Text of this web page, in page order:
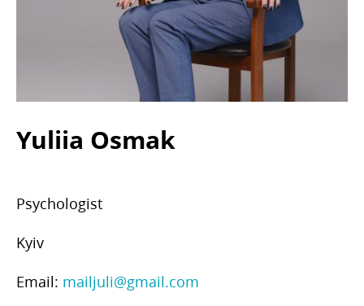
Yuliia Osmak
Psychologist
Kyiv
Email: mailjuli@gmail.com